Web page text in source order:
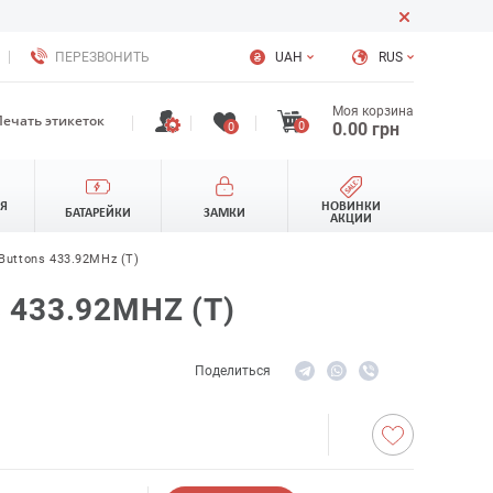
ПЕРЕЗВОНИТЬ UAH RUS
0 0
Моя корзина
0.00 грн
этикеток
БАТАРЕЙКИ ЗАМКИ
НОВИНКИ
АКЦИИ
433.92MHz (T)
433.92MHZ (T)
Поделиться